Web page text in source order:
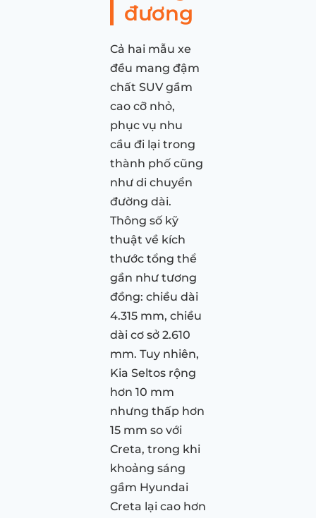
đương
Cả hai mẫu xe
đều mang đậm
chất SUV gầm
cao cỡ nhỏ,
phục vụ nhu
cầu đi lại trong
thành phố cũng
như di chuyển
đường dài.
Thông số kỹ
thuật về kích
thước tổng thể
gần như tương
đồng: chiều dài
4.315 mm, chiều
dài cơ sở 2.610
mm. Tuy nhiên,
Kia Seltos rộng
hơn 10 mm
nhưng thấp hơn
15 mm so với
Creta, trong khi
khoảng sáng
gầm Hyundai
Creta lại cao hơn